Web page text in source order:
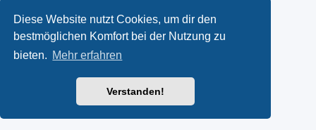
Diese Website nutzt Cookies, um dir den
bestmöglichen Komfort bei der Nutzung zu
bieten. Mehr erfahren
Verstanden!